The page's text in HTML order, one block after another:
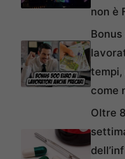
non è
tempi,
come
Oltre